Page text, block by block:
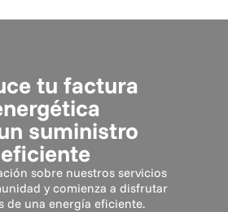
tu factura
suministro
eficiente
sobre nuestros servicios
y comienza a disfrutar
de una energía eficiente.